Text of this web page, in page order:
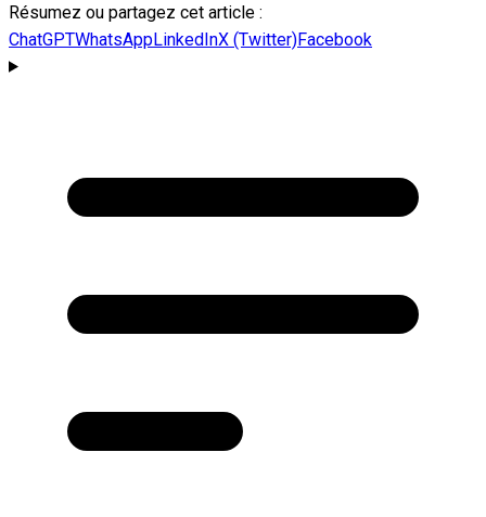
Résumez ou partagez cet article :
ChatGPTWhatsAppLinkedInX (Twitter)Facebook